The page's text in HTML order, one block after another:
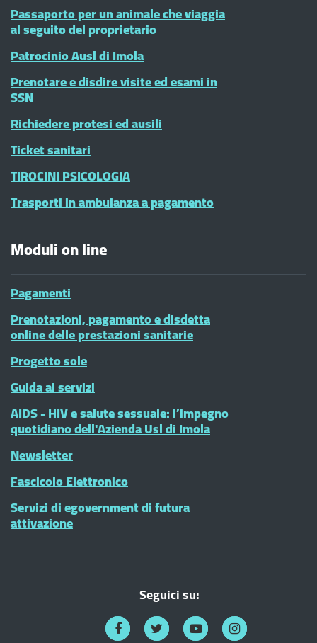
Passaporto per un animale che viaggia
al seguito del proprietario
Patrocinio Ausl di Imola
Prenotare e disdire visite ed esami in
SSN
Richiedere protesi ed ausili
Ticket sanitari
TIROCINI PSICOLOGIA
Trasporti in ambulanza a pagamento
Moduli on line
Pagamenti
Prenotazioni, pagamento e disdetta
online delle prestazioni sanitarie
Progetto sole
Guida ai servizi
AIDS - HIV e salute sessuale: l’impegno
quotidiano dell'Azienda Usl di Imola
Newsletter
Fascicolo Elettronico
Servizi di egovernment di futura
attivazione
Seguici su: